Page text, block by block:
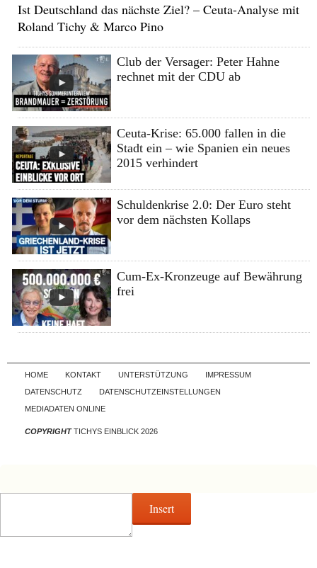
Ist Deutschland das nächste Ziel? – Ceuta-Analyse mit
Roland Tichy & Marco Pino
Club der Versager: Peter Hahne
rechnet mit der CDU ab
Ceuta-Krise: 65.000 fallen in die
Stadt ein – wie Spanien ein neues
2015 verhindert
Schuldenkrise 2.0: Der Euro steht
vor dem nächsten Kollaps
Cum-Ex-Kronzeuge auf Bewährung
frei
Skip to content
HOME KONTAKT UNTERSTÜTZUNG
IMPRESSUM
DATENSCHUTZ
DATENSCHUTZEINSTELLUNGEN
MEDIADATEN ONLINE
COPYRIGHTTICHYS EINBLICK 2026
Insert